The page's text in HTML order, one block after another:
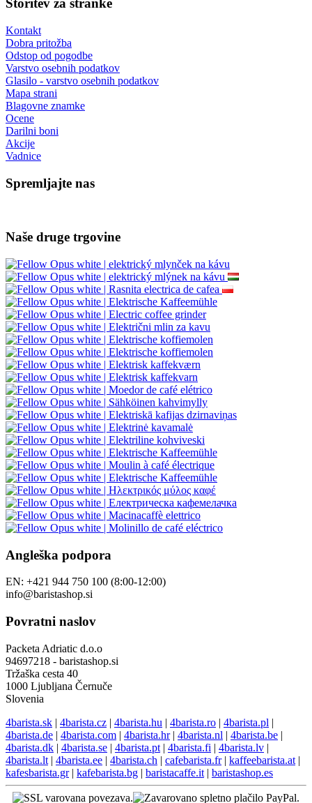
Storitev za stranke
Kontakt
Dobra pritožba
Odstop od pogodbe
Varstvo osebnih podatkov
Glasilo - varstvo osebnih podatkov
Mapa strani
Blagovne znamke
Ocene
Darilni boni
Akcije
Vadnice
Spremljajte nas
Naše druge trgovine
Angleška podpora
EN: +421 944 750 100 (8:00-12:00)
info@baristashop.si
Povratni naslov
Packeta Adriatic d.o.o
94697218 - baristashop.si
Tržaška cesta 40
1000 Ljubljana Černuče
Slovenia
4barista.sk | 4barista.cz | 4barista.hu | 4barista.ro | 4barista.pl |
4barista.de | 4barista.com | 4barista.hr| 4barista.nl | 4barista.be |
4barista.dk | 4barista.se | 4barista.pt | 4barista.fi | 4barista.lv |
4barista.lt | 4barista.ee | 4barista.ch | cafebarista.fr| kaffeebarista.at |
kafesbarista.gr| kafebarista.bg | baristacaffe.it | baristashop.es